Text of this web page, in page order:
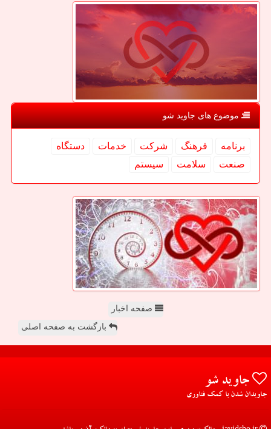
موضوع های جاوید شو
برنامه فرهنگ شركت خدمات
دستگاه
صنعت
سلامت سیستم
صفحه اخبار
بازگشت به صفحه اصلی
جاوید شو
جاویدان شدن با کمک فناوری